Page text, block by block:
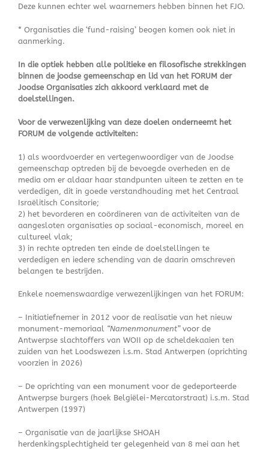
Deze kunnen echter wel waarnemers hebben binnen het FJO.
* Organisaties die ‘fund-raising’ beogen komen ook niet in
aanmerking.
In die optiek hebben alle politieke en filosofische strekkingen
binnen de joodse gemeenschap en lid van het FORUM der
Joodse Organisaties zich akkoord verklaard met de
doelstellingen.
Voor de verwezenlijking van deze doelen onderneemt het
FORUM de volgende activiteiten:
1) als woordvoerder en vertegenwoordiger van de Joodse
gemeenschap optreden bij de bevoegde overheden en de
media om er aldaar haar standpunten uiteen te zetten en te
verdedigen, dit in goede verstandhouding met het Centraal
Israëlitisch Consitorie;
2) het bevorderen en coördineren van de activiteiten van de
aangesloten organisaties op sociaal-economisch, moreel en
cultureel vlak;
3) in rechte optreden ten einde de doelstellingen te
verdedigen en iedere schending van de daarin omschreven
belangen te bestrijden.
Enkele noemenswaardige verwezenlijkingen van het FORUM:
– Initiatiefnemer in 2012 voor de realisatie van het nieuw
monument-memoriaal “Namenmonument”voor de
Antwerpse slachtoffers van WOII op de scheldekaaien ten
zuiden van het Loodswezen i.s.m. Stad Antwerpen (oprichting
voorzien in 2026)
– De oprichting van een monument voor de gedeporteerde
Antwerpse burgers (hoek Belgiëlei-Mercatorstraat) i.s.m. Stad
Antwerpen (1997)
– Organisatie van de jaarlijkse SHOAH
herdenkingsplechtigheid ter gelegenheid van 8 mei aan het